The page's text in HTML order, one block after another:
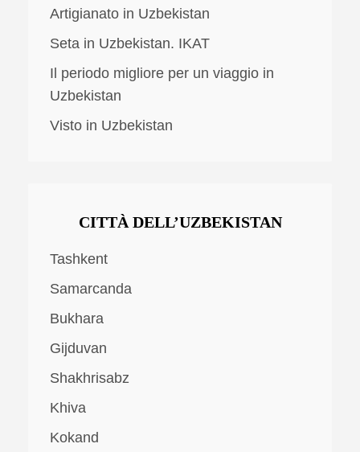
Artigianato in Uzbekistan
Seta in Uzbekistan. IKAT
Il periodo migliore per un viaggio in
Uzbekistan
Visto in Uzbekistan
CITTÀ DELL’UZBEKISTAN
Tashkent
Samarcanda
Bukhara
Gijduvan
Shakhrisabz
Khiva
Kokand